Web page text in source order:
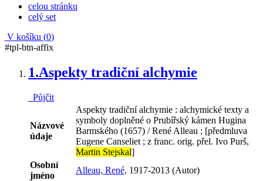
celou stránku
celý set
V košíku (0)
#tpl-btn-affix
1.Aspekty tradiční alchymie
Půjčit
Názvové
údaje
Aspekty tradiční alchymie : alchymické texty a
symboly doplněné o Prubířský kámen Hugina
Barmského (1657) / René Alleau ; [předmluva
Eugene Canseliet ; z franc. orig. přel. Ivo Purš,
Martin Stejskal]
Osobní
jméno
Alleau, René, 1917-2013 (Autor)